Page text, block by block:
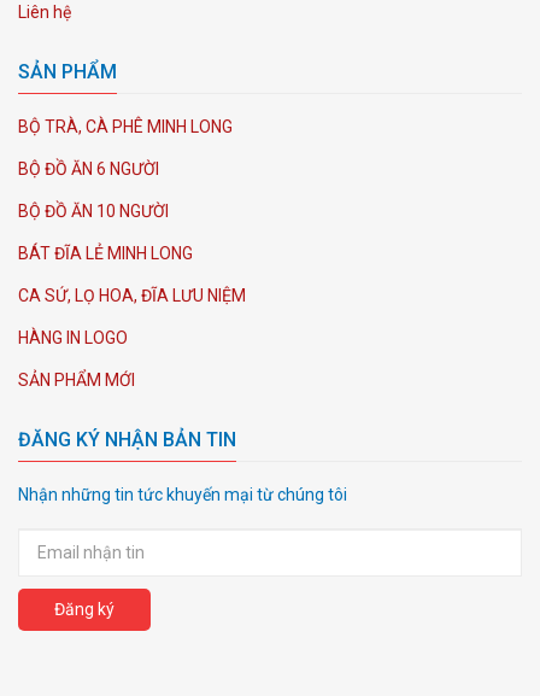
Liên hệ
SẢN PHẨM
BỘ TRÀ, CÀ PHÊ MINH LONG
BỘ ĐỒ ĂN 6 NGƯỜI
BỘ ĐỒ ĂN 10 NGƯỜI
BÁT ĐĨA LẺ MINH LONG
CA SỨ, LỌ HOA, ĐĨA LƯU NIỆM
HÀNG IN LOGO
SẢN PHẨM MỚI
ĐĂNG KÝ NHẬN BẢN TIN
Nhận những tin tức khuyến mại từ chúng tôi
Đăng ký